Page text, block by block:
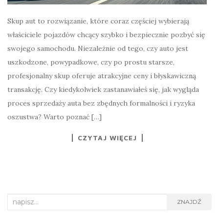
Skup aut to rozwiązanie, które coraz częściej wybierają
właściciele pojazdów chcący szybko i bezpiecznie pozbyć się
swojego samochodu. Niezależnie od tego, czy auto jest
uszkodzone, powypadkowe, czy po prostu starsze,
profesjonalny skup oferuje atrakcyjne ceny i błyskawiczną
transakcję. Czy kiedykolwiek zastanawiałeś się, jak wygląda
proces sprzedaży auta bez zbędnych formalności i ryzyka
oszustwa? Warto poznać […]
CZYTAJ WIĘCEJ
Search
ZNAJDŹ